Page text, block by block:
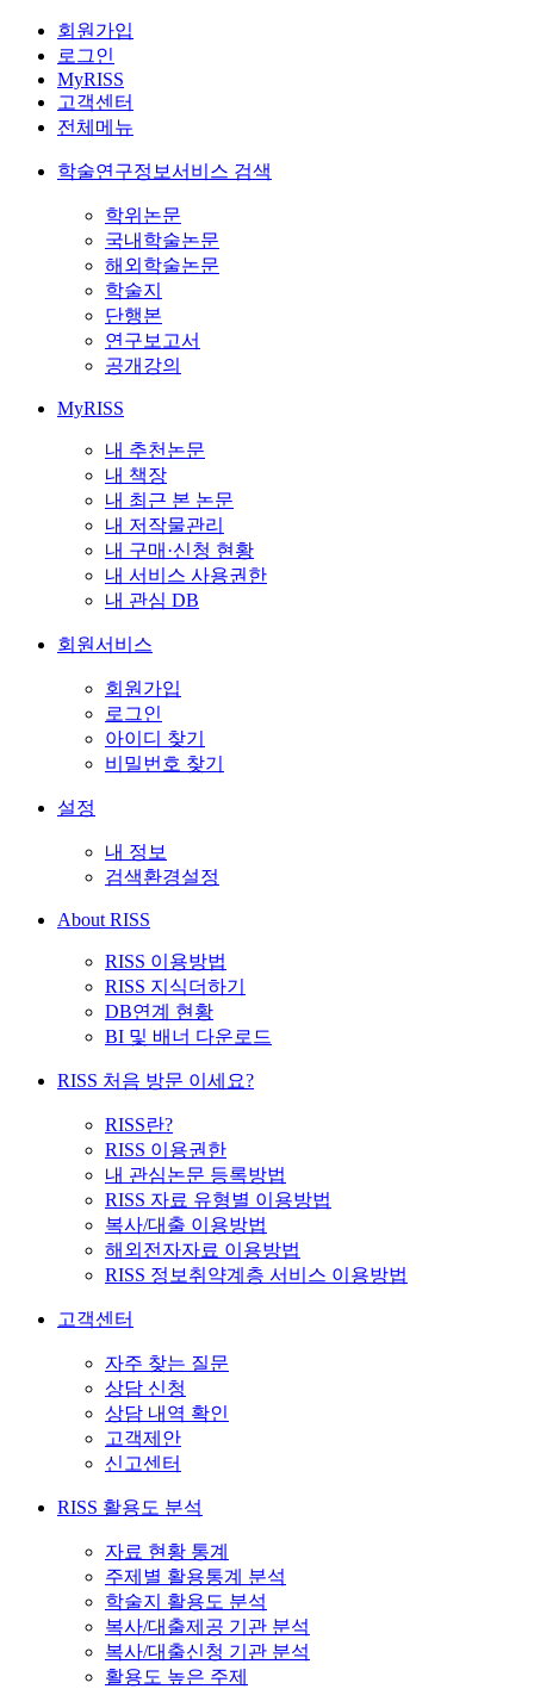
회원가입
로그인
MyRISS
고객센터
전체메뉴
학술연구정보서비스 검색
학위논문
국내학술논문
해외학술논문
학술지
단행본
연구보고서
공개강의
MyRISS
내 추천논문
내 책장
내 최근 본 논문
내 저작물관리
내 구매·신청 현황
내 서비스 사용권한
내 관심 DB
회원서비스
회원가입
로그인
아이디 찾기
비밀번호 찾기
설정
내 정보
검색환경설정
About RISS
RISS 이용방법
RISS 지식더하기
DB연계 현황
BI 및 배너 다운로드
RISS 처음 방문 이세요?
RISS란?
RISS 이용권한
내 관심논문 등록방법
RISS 자료 유형별 이용방법
복사/대출 이용방법
해외전자자료 이용방법
RISS 정보취약계층 서비스 이용방법
고객센터
자주 찾는 질문
상담 신청
상담 내역 확인
고객제안
신고센터
RISS 활용도 분석
자료 현황 통계
주제별 활용통계 분석
학술지 활용도 분석
복사/대출제공 기관 분석
복사/대출신청 기관 분석
활용도 높은 주제